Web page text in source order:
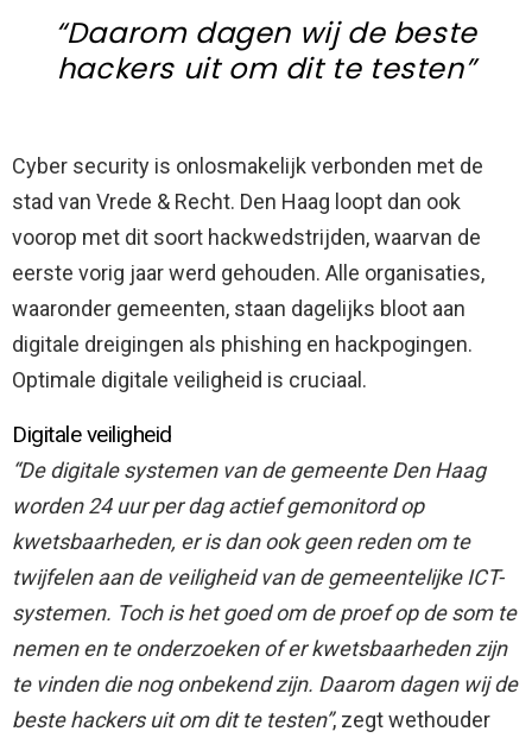
“Daarom dagen wij de beste
hackers uit om dit te testen”
Cyber security is onlosmakelijk verbonden met de
stad van Vrede & Recht. Den Haag loopt dan ook
voorop met dit soort hackwedstrijden, waarvan de
eerste vorig jaar werd gehouden. Alle organisaties,
waaronder gemeenten, staan dagelijks bloot aan
digitale dreigingen als phishing en hackpogingen.
Optimale digitale veiligheid is cruciaal.
Digitale veiligheid
“De digitale systemen van de gemeente Den Haag
worden 24 uur per dag actief gemonitord op
kwetsbaarheden, er is dan ook geen reden om te
twijfelen aan de veiligheid van de gemeentelijke ICT-
systemen. Toch is het goed om de proef op de som te
nemen en te onderzoeken of er kwetsbaarheden zijn
te vinden die nog onbekend zijn. Daarom dagen wij de
beste hackers uit om dit te testen”, zegt wethouder